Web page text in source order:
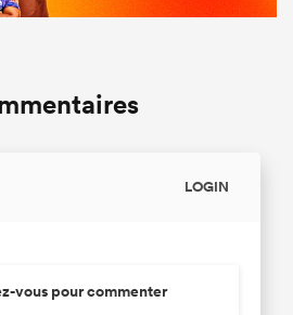
LOGIN
vous pour commenter